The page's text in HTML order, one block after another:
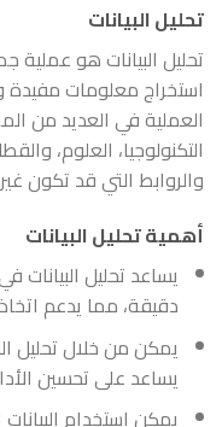
تحليل البيانات
تحليل البيانات هو
استخراج معلومات مفيدة
العملية في العديد من
التكنولوجيا، العلوم،
والروابط التي قد تكون
أهمية تحليل البيانات
يساعد تحليل
دقيقة، مما يدعم
يمكن من خلال تحليل
يساعد على تحسين
يمكن استخدام